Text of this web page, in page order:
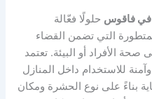
في فاقوس حلولًا فعّالة
التي تضمن القضاء
صحة الأفراد أو البيئة. تعتمد
للاستخدام داخل المنازل
بناءً على نوع الحشرة ومكان